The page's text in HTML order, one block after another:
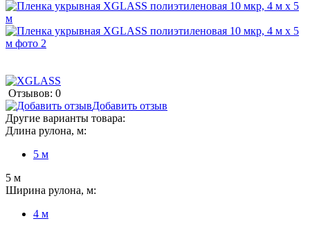
Отзывов: 0
Добавить отзыв
Другие варианты товара:
Длина рулона, м:
5 м
5 м
Ширина рулона, м:
4 м